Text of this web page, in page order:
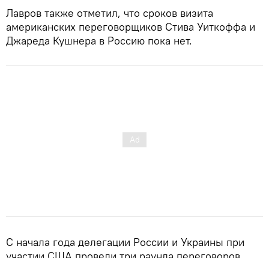
Лавров также отметил, что сроков визита
американских переговорщиков Стива Уиткоффа и
Джареда Кушнера в Россию пока нет.
С начала года делегации России и Украины при